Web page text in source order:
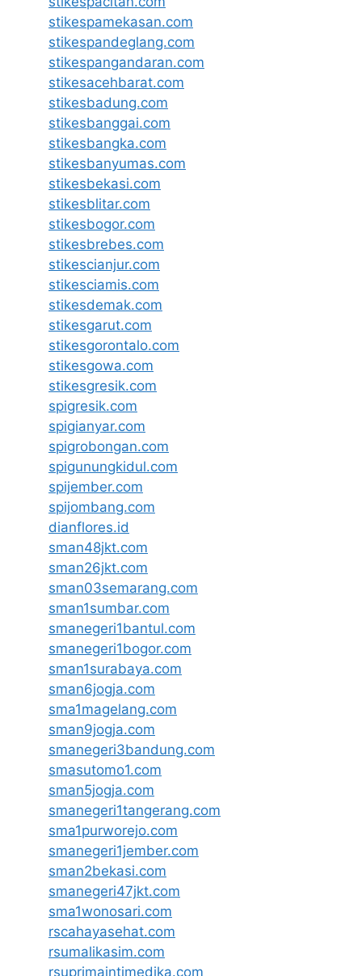
stikespamekasan.com
stikespandeglang.com
stikespangandaran.com
stikesacehbarat.com
stikesbadung.com
stikesbanggai.com
stikesbangka.com
stikesbanyumas.com
stikesbekasi.com
stikesblitar.com
stikesbogor.com
stikesbrebes.com
stikescianjur.com
stikesciamis.com
stikesdemak.com
stikesgarut.com
stikesgorontalo.com
stikesgowa.com
stikesgresik.com
spigresik.com
spigianyar.com
spigrobongan.com
spigunungkidul.com
spijember.com
spijombang.com
dianflores.id
sman48jkt.com
sman26jkt.com
sman03semarang.com
sman1sumbar.com
smanegeri1bantul.com
smanegeri1bogor.com
sman1surabaya.com
sman6jogja.com
sma1magelang.com
sman9jogja.com
smanegeri3bandung.com
smasutomo1.com
sman5jogja.com
smanegeri1tangerang.com
sma1purworejo.com
smanegeri1jember.com
sman2bekasi.com
smanegeri47jkt.com
sma1wonosari.com
rscahayasehat.com
rsumalikasim.com
rsuprimaintimedika.com